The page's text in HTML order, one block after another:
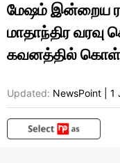
மேஷம் இன்றைய
மாதாந்திர
கவனத்தில்
Updated: NewsPoint 1